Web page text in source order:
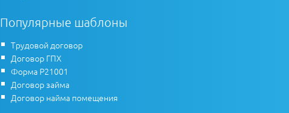
Популярные шаблоны
Трудовой договор
Договор ГПХ
Форма Р21001
Договор займа
Договор найма помещения